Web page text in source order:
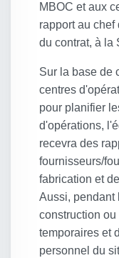
MBOC et aux
rapport au
du contrat, à la
Sur la base de
centres
pour planifier
d'opérations,
recevra des
fournisseurs/
fabrication et
Aussi, pendant
construction
temporaires et
personnel du